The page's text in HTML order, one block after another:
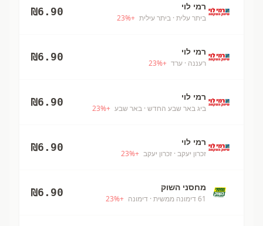
רמי לוי
ביתר עלית · ביתר עילית +
23%
₪6.90
רמי לוי
רעננה · ערד +
23%
₪6.90
רמי לוי
ביג באר שבע החדש · באר שבע +
23%
₪6.90
רמי לוי
זכרון יעקב · זכרון יעקב +
23%
₪6.90
מחסני השוק
61 דימונה ממשית · דימונה +
23%
₪6.90